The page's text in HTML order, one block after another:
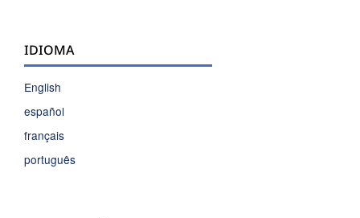
IDIOMA
English
español
français
português